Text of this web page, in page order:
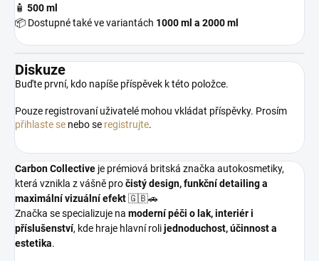
🧴 500 ml
📦 Dostupné také ve variantách 1000 ml a 2000 ml
Diskuze
Buďte první, kdo napíše příspěvek k této položce.
Pouze registrovaní uživatelé mohou vkládat příspěvky. Prosím
přihlaste se nebo se registrujte.
Carbon Collective je prémiová britská značka autokosmetiky,
která vznikla z vášně pročistý design, funkční detailing a
maximální vizuální efekt🇬🇧🚗
Značka se specializuje na moderní péči o lak, interiér i
příslušenství, kde hraje hlavní rolijednoduchost, účinnost a
estetika.